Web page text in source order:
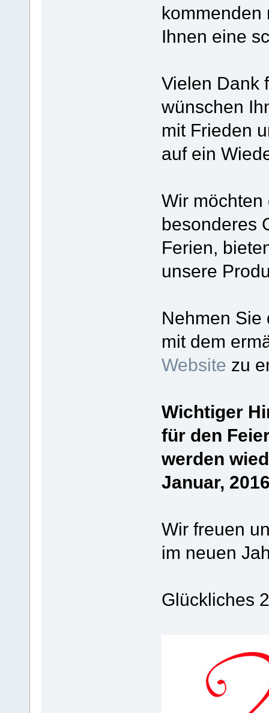
kommenden
Ihnen eine
Vielen Dank
wünschen
mit Frieden
auf ein
Wir
besonderes
Ferien,
unsere
Nehmen Sie
mit dem
Website zu
Wichtiger
für den
werden
Januar,
Wir freuen
im neuen
Glückliches